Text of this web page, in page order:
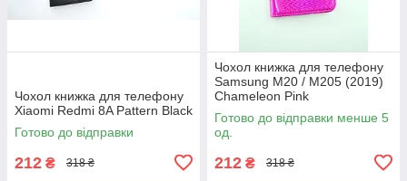
Чохол книжка для телефону
Xiaomi Redmi 8A Pattern Black
Готово до відправки
212 ₴ 318 ₴
Чохол книжка для телефону
Samsung M20 / M205 (2019)
Chameleon Pink
Готово до відправки менше 5
од.
212 ₴ 318 ₴